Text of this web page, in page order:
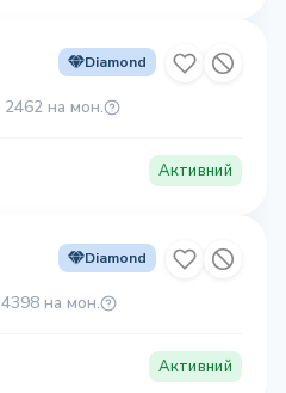
Diamond
2462 на мон.
Активний
Diamond
4398 на мон.
Активний